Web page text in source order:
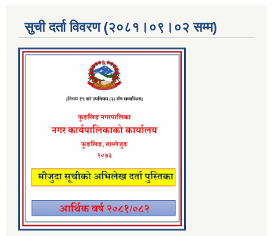
सुची दर्ता विवरण (२०८१।०९।०२ सम्म)